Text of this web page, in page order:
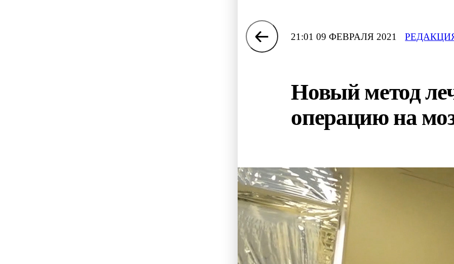
21:01 09 ФЕВРАЛЯ 2021
Новый метод
операцию на